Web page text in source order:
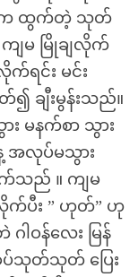
းက ထွက်တဲ့ သုတ်
ျမ မြိုချလိုက်
ရင်း မင်း
ချီးမွန်းသည်။
း မနက်စာ သွား
ေ့ အလုပ်မသွား
သည် ။ ကျမ
က်ပီး ” ဟုတ်” ဟု
ါဝန်လေး မြန်
သုတ်သုတ် ပြေး